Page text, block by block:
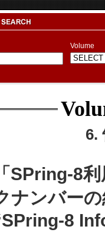
Volume
6.
「SPring-8
ナンバー
8